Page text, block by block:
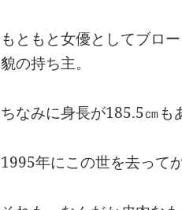
もともと女優としてブロ
貌の持ち主。
ちなみに身長が185.5㎝も
1995年にこの世を去って